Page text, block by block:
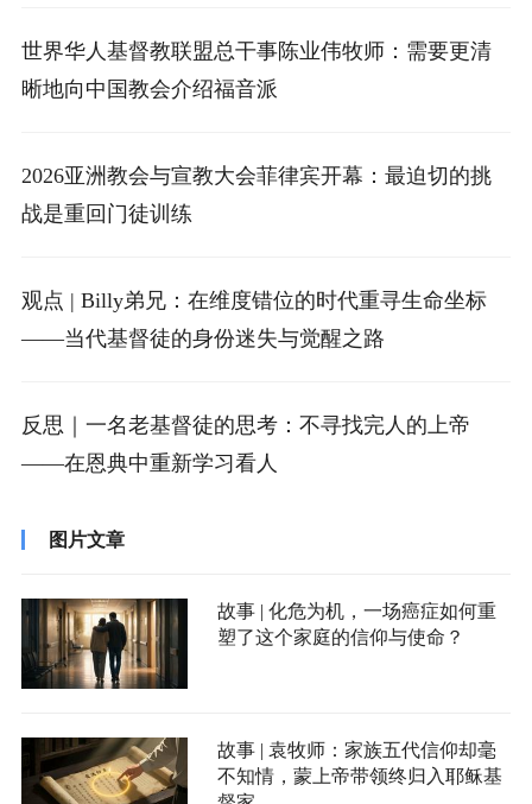
世界华人基督教联盟总干事陈业伟牧师：需要更清
晰地向中国教会介绍福音派
2026亚洲教会与宣教大会菲律宾开幕：最迫切的挑
战是重回门徒训练
观点 | Billy弟兄：在维度错位的时代重寻生命坐标
——当代基督徒的身份迷失与觉醒之路
反思｜一名老基督徒的思考：不寻找完人的上帝
——在恩典中重新学习看人
图片文章
故事 | 化危为机，一场癌症如何重
塑了这个家庭的信仰与使命？
故事 | 袁牧师：家族五代信仰却毫
不知情，蒙上帝带领终归入耶稣基